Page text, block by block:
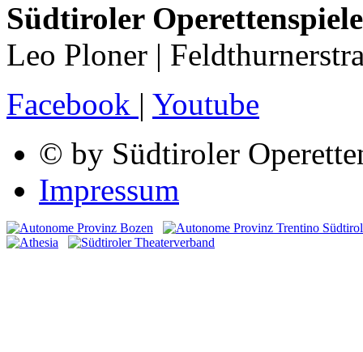
Südtiroler Operettenspiele
Leo Ploner |
Facebook | Youtube
© by Südtiroler
Impressum